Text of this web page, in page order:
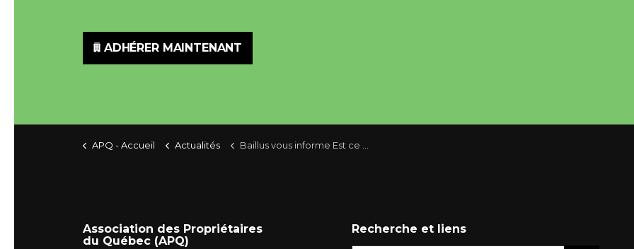
ADHÉRER MAINTENANT
APQ - Accueil Actualités Baillus vous informe Est ce que je peux demander un dépôt de sécurité pour les clés ou même les meubles inclus dans le bail?
Association des Propriétaires
du Québec (APQ)
Recherche et liens